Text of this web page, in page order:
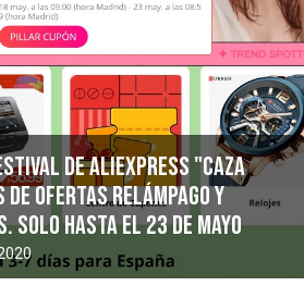
de AliExpress "Caza
de ofertas relámpago y
Solo hasta el 23 de mayo